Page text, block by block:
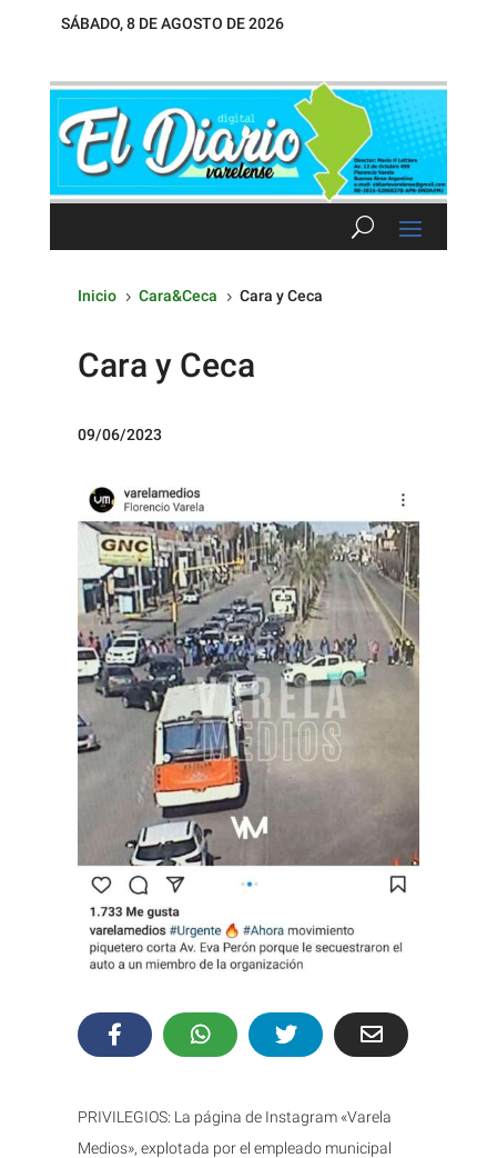
SÁBADO, 8 DE AGOSTO DE 2026
Inicio 5 Cara&Ceca 5 Cara y Ceca
Cara y Ceca
09/06/2023
PRIVILEGIOS: La página de Instagram «Varela
Medios», explotada por el empleado municipal